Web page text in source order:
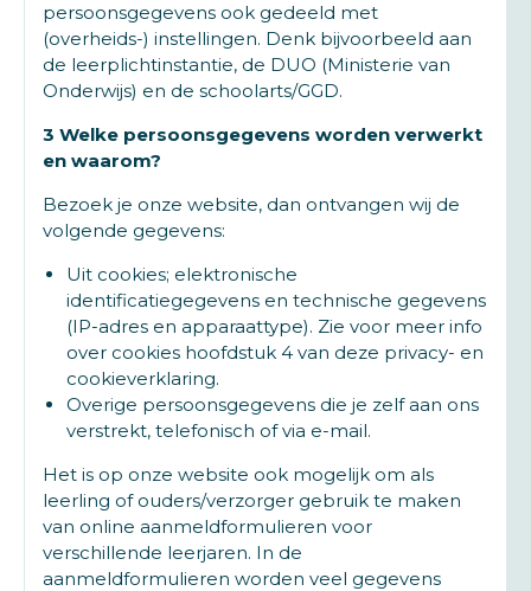
persoonsgegevens ook gedeeld met
(overheids-) instellingen. Denk bijvoorbeeld aan
de leerplichtinstantie, de DUO (Ministerie van
Onderwijs) en de schoolarts/GGD.
3 Welke persoonsgegevens worden verwerkt
en waarom?
Bezoek je onze website, dan ontvangen wij de
volgende gegevens:
Uit cookies; elektronische
identificatiegegevens en technische gegevens
(IP-adres en apparaattype). Zie voor meer info
over cookies hoofdstuk 4 van deze privacy- en
cookieverklaring.
Overige persoonsgegevens die je zelf aan ons
verstrekt, telefonisch of via e-mail.
Het is op onze website ook mogelijk om als
leerling of ouders/verzorger gebruik te maken
van online aanmeldformulieren voor
verschillende leerjaren. In de
aanmeldformulieren worden veel gegevens